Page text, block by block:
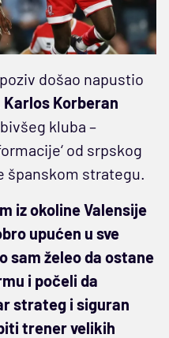
došao napustio
Karlos Korberan
bivšeg kluba –
od srpskog
španskom strategu.
iz okoline Valensije
upućen u sve
sam želeo da ostane
i počeli da
strateg i siguran
trener velikih